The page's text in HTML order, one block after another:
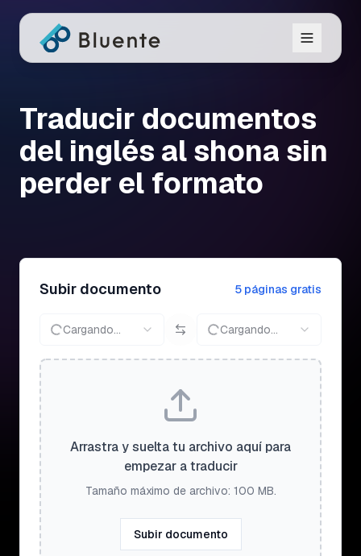
Traducir documentos
del inglés al shona sin
perder el formato
Subir documento 5 páginas gratis
Cargando... Cargando...
Arrastra y suelta tu archivo aquí para
empezar a traducir
Tamaño máximo de archivo: 100 MB.
Subir documento